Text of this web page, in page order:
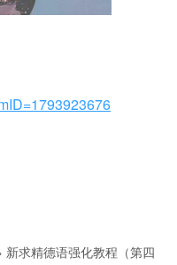
新求精德语强化教程（第四